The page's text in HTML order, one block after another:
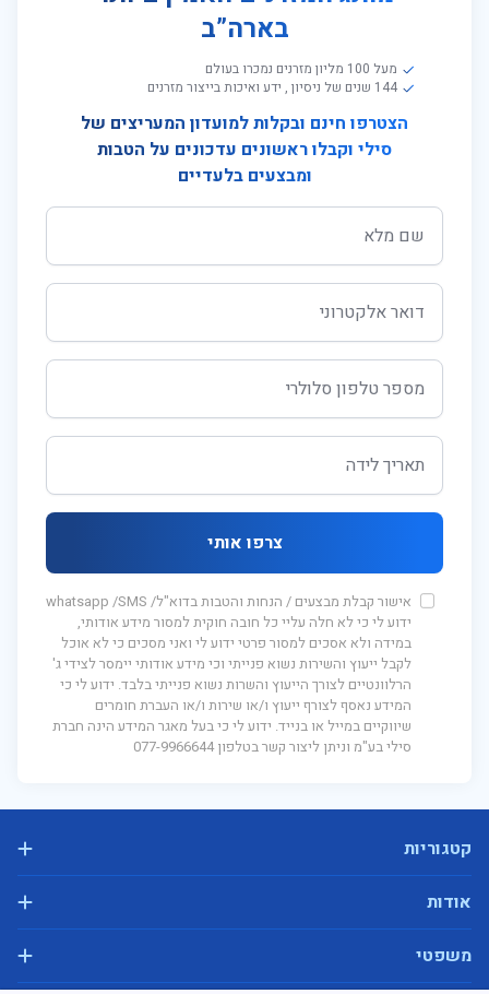
בארה”ב
מעל 100 מליון מזרנים נמכרו בעולם
144 שנים של ניסיון , ידע ואיכות בייצור מזרנים
הצטרפו חינם ובקלות למועדון המעריצים של
סילי וקבלו ראשונים עדכונים על הטבות
ומבצעים בלעדיים
צרפו אותי
אישור קבלת מבצעים / הנחות והטבות בדוא"ל/ whatsapp /SMS
ידוע לי כי לא חלה עליי כל חובה חוקית למסור מידע אודותי,
במידה ולא אסכים למסור פרטי ידוע לי ואני מסכים כי לא אוכל
לקבל ייעוץ והשירות נשוא פנייתי וכי מידע אודותי יימסר לצידי ג'
הרלוונטיים לצורך הייעוץ והשרות נשוא פנייתי בלבד. ידוע לי כי
המידע נאסף לצורף ייעוץ ו/או שירות ו/או העברת חומרים
שיווקיים במייל או בנייד. ידוע לי כי בעל מאגר המידע הינה חברת
סילי בע"מ וניתן ליצור קשר בטלפון 077-9966644
קטגוריות
מיטות זוגיות
מיטות עם ארגז מצעים
אודות
יצירת קשר
משפטי